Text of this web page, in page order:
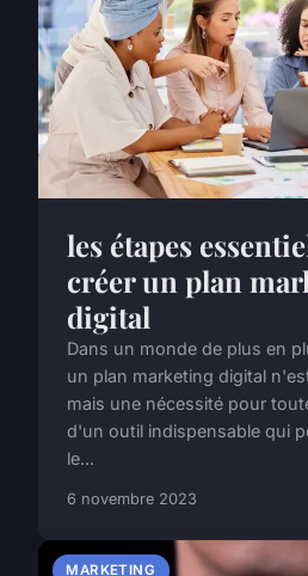
les étapes
créer un plan
digital
Dans un monde de plus en
un plan marketing digital
mais une nécessité pour
d'un outil indispensable qui
le...
6 novembre 2023
MARKETING